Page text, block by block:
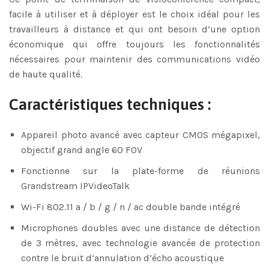
facile à utiliser et à déployer est le choix idéal pour les
travailleurs à distance et qui ont besoin d’une option
économique qui offre toujours les fonctionnalités
nécessaires pour maintenir des communications vidéo
de haute qualité.
Caractéristiques techniques :
Appareil photo avancé avec capteur CMOS mégapixel,
objectif grand angle 60 FOV
Fonctionne sur la plate-forme de réunions
Grandstream IPVideoTalk
Wi-Fi 802.11 a / b / g / n / ac double bande intégré
Microphones doubles avec une distance de détection
de 3 mètres, avec technologie avancée de protection
contre le bruit d’annulation d’écho acoustique